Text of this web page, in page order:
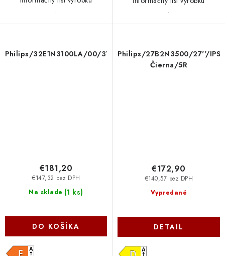
.
.
Philips/32E1N3100LA/00/31,5''/VA/FHD/75Hz/1ms/Black/
Na sklade (1 ks)
€147,32 bez DPH
€181,20
DO KOŠÍKA
Philips/27B2N3500/27''/
Čierna/5R
Vypredané
€140,57 bez DPH
€172,90
DETAIL